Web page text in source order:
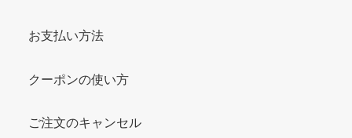
お支払い方法
クーポンの使い方
ご注文のキャンセル